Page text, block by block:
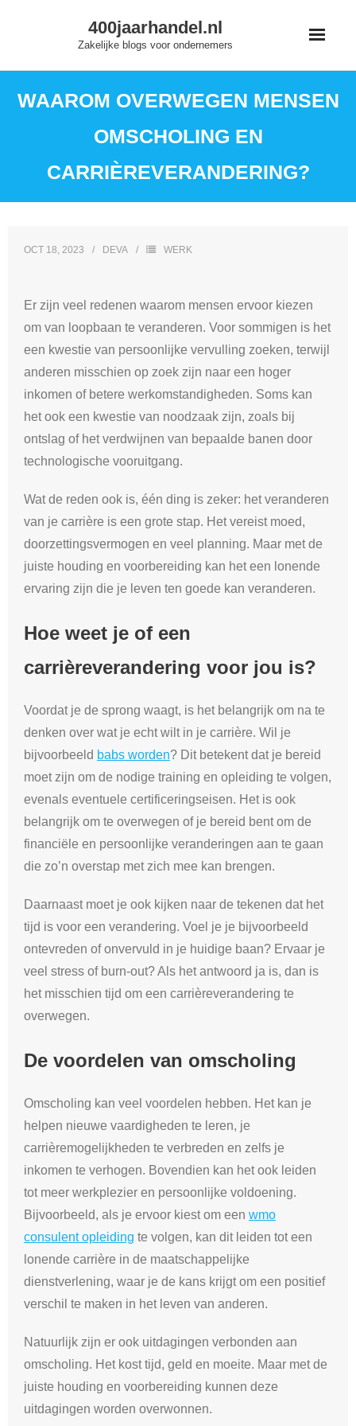
400jaarhandel.nl
Zakelijke blogs voor ondernemers
WAAROM OVERWEGEN MENSEN
OMSCHOLING EN
CARRIÈREVERANDERING?
OCT 18, 2023 DEVA WERK
Er zijn veel redenen waarom mensen ervoor kiezen
om van loopbaan te veranderen. Voor sommigen is het
een kwestie van persoonlijke vervulling zoeken, terwijl
anderen misschien op zoek zijn naar een hoger
inkomen of betere werkomstandigheden. Soms kan
het ook een kwestie van noodzaak zijn, zoals bij
ontslag of het verdwijnen van bepaalde banen door
technologische vooruitgang.
Wat de reden ook is, één ding is zeker: het veranderen
van je carrière is een grote stap. Het vereist moed,
doorzettingsvermogen en veel planning. Maar met de
juiste houding en voorbereiding kan het een lonende
ervaring zijn die je leven ten goede kan veranderen.
Hoe weet je of een
carrièreverandering voor jou is?
Voordat je de sprong waagt, is het belangrijk om na te
denken over wat je echt wilt in je carrière. Wil je
bijvoorbeeld babs worden? Dit betekent dat je bereid
moet zijn om de nodige training en opleiding te volgen,
evenals eventuele certificeringseisen. Het is ook
belangrijk om te overwegen of je bereid bent om de
financiële en persoonlijke veranderingen aan te gaan
die zo’n overstap met zich mee kan brengen.
Daarnaast moet je ook kijken naar de tekenen dat het
tijd is voor een verandering. Voel je je bijvoorbeeld
ontevreden of onvervuld in je huidige baan? Ervaar je
veel stress of burn-out? Als het antwoord ja is, dan is
het misschien tijd om een carrièreverandering te
overwegen.
De voordelen van omscholing
Omscholing kan veel voordelen hebben. Het kan je
helpen nieuwe vaardigheden te leren, je
carrièremogelijkheden te verbreden en zelfs je
inkomen te verhogen. Bovendien kan het ook leiden
tot meer werkplezier en persoonlijke voldoening.
Bijvoorbeeld, als je ervoor kiest om een wmo
consulent opleiding te volgen, kan dit leiden tot een
lonende carrière in de maatschappelijke
dienstverlening, waar je de kans krijgt om een positief
verschil te maken in het leven van anderen.
Natuurlijk zijn er ook uitdagingen verbonden aan
omscholing. Het kost tijd, geld en moeite. Maar met de
juiste houding en voorbereiding kunnen deze
uitdagingen worden overwonnen.